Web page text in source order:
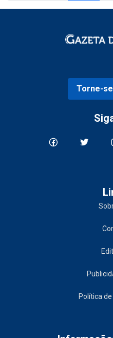
Torne-
Política